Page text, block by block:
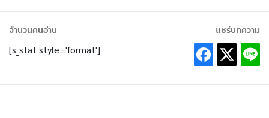
จำนวนคนอ่าน
[s_stat style='format']
แชร์บทความ